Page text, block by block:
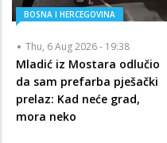
BOSNA I HERCEGOVINA
Thu, 6 Aug 2026 - 19:38
Mladić iz Mostara odlučio
da sam prefarba pješački
prelaz: Kad neće grad,
mora neko